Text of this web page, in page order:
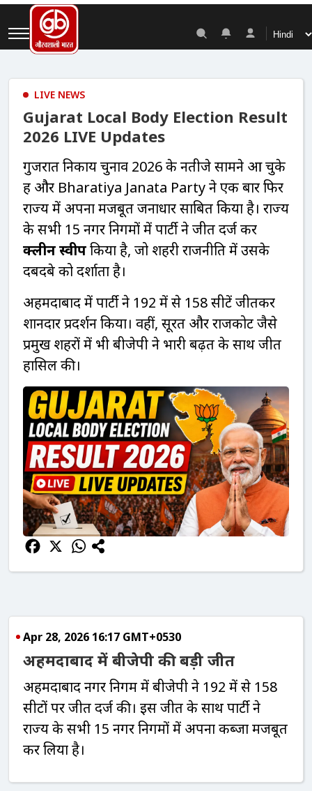
LIVE NEWS
Gujarat Local Body Election Result
2026 LIVE Updates
गुजरात निकाय चुनाव 2026 के नतीजे सामने आ चुके
हैं और Bharatiya Janata Partyने एक बार फिर
राज्य में अपना मजबूत जनाधार साबित किया है। राज्य
के सभी 15 नगर निगमों में पार्टी ने जीत दर्ज कर
क्लीन स्वीपकिया है, जो शहरी राजनीति में उसके
दबदबे को दर्शाता है।
अहमदाबाद में पार्टी ने 192 में से 158 सीटें जीतकर
शानदार प्रदर्शन किया। वहीं, सूरत और राजकोट जैसे
प्रमुख शहरों में भी बीजेपी ने भारी बढ़त के साथ जीत
हासिल की।
Apr 28, 2026 16:17 GMT+0530
अहमदाबाद में बीजेपी की बड़ी जीत
अहमदाबाद नगर निगम में बीजेपी ने 192 में से 158
सीटों पर जीत दर्ज की। इस जीत के साथ पार्टी ने
राज्य के सभी 15 नगर निगमों में अपना कब्जा मजबूत
कर लिया है।